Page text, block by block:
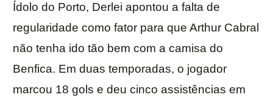
Ídolo do Porto, Derlei apontou a falta de
regularidade como fator para que Arthur Cabral
não tenha ido tão bem com a camisa do
Benfica. Em duas temporadas, o jogador
marcou 18 gols e deu cinco assistências em